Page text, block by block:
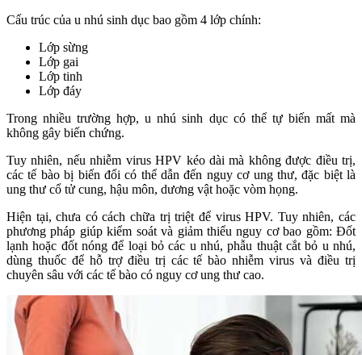
Cấu trúc của u nhú sinh dục bao gồm 4 lớp chính:
Lớp sừng
Lớp gai
Lớp tinh
Lớp đáy
Trong nhiều trường hợp, u nhú sinh dục có thể tự biến mất mà
không gây biến chứng.
Tuy nhiên, nếu nhiễm virus HPV kéo dài mà không được điều trị,
các tế bào bị biến đổi có thể dẫn đến nguy cơ ung thư, đặc biệt là
ung thư cổ tử cung, hậu môn, dương vật hoặc vòm họng.
Hiện tại, chưa có cách chữa trị triệt để virus HPV. Tuy nhiên, các
phương pháp giúp kiểm soát và giảm thiểu nguy cơ bao gồm: Đốt
lạnh hoặc đốt nóng để loại bỏ các u nhú, phẫu thuật cắt bỏ u nhú,
dùng thuốc để hỗ trợ điều trị các tế bào nhiễm virus và điều trị
chuyên sâu với các tế bào có nguy cơ ung thư cao.